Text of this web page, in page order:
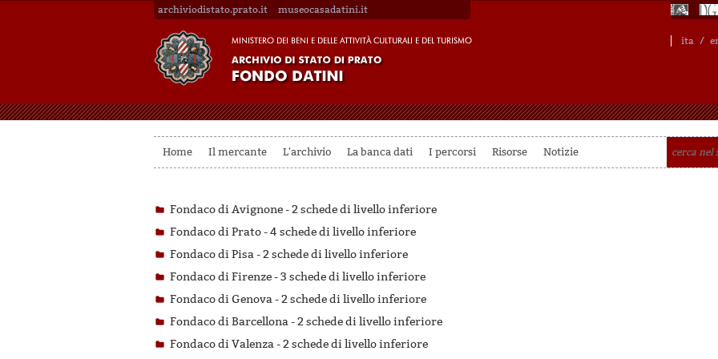
archiviodistato.prato.it museocasadatini.it
ita /
Home Il mercante L'archivio La banca dati I percorsi Risorse Notizie
Fondaco di Avignone -2 schede di livello inferiore
Fondaco di Prato -4 schede di livello inferiore
Fondaco di Pisa -2 schede di livello inferiore
Fondaco di Firenze -3 schede di livello inferiore
Fondaco di Genova -2 schede di livello inferiore
Fondaco di Barcellona -2 schede di livello inferiore
Fondaco di Valenza -2 schede di livello inferiore